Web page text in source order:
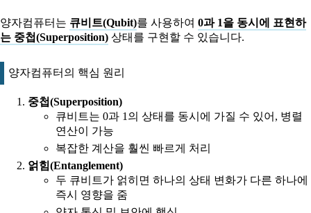
양자컴퓨터는 큐비트(Qubit)를 사용하여 0과 1을 동시에 표현하
는 중첩(Superposition) 상태를 구현할 수 있습니다.
양자컴퓨터의 핵심 원리
중첩(Superposition)
큐비트는 0과 1의 상태를 동시에 가질 수 있어, 병렬
연산이 가능
복잡한 계산을 훨씬 빠르게 처리
얽힘(Entanglement)
두 큐비트가 얽히면 하나의 상태 변화가 다른 하나에
즉시 영향을 줌